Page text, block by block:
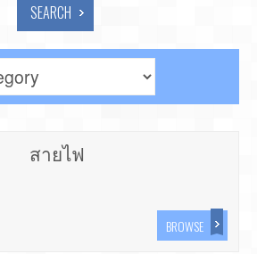
SEARCH
สายไฟ
BROWSE